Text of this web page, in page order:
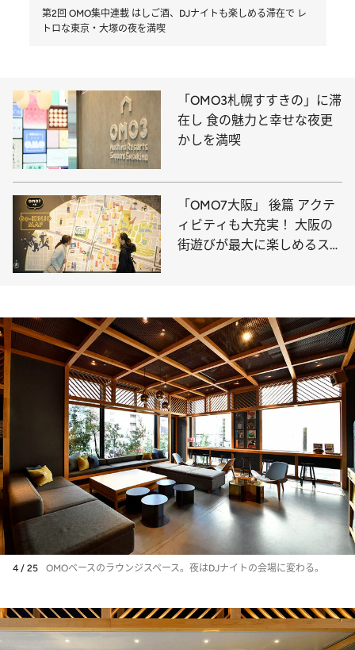
第2回 OMO集中連載 はしご酒、DJナイトも楽しめる滞在で レ
トロな東京・大塚の夜を満喫
「OMO3札幌すすきの」に滞
在し 食の魅力と幸せな夜更
かしを満喫
「OMO7大阪」 後篇 アクテ
ィビティも大充実！ 大阪の
街遊びが最大に楽しめるステ
4 / 25 OMOベースのラウンジスペース。夜はDJナイトの会場に変わる。